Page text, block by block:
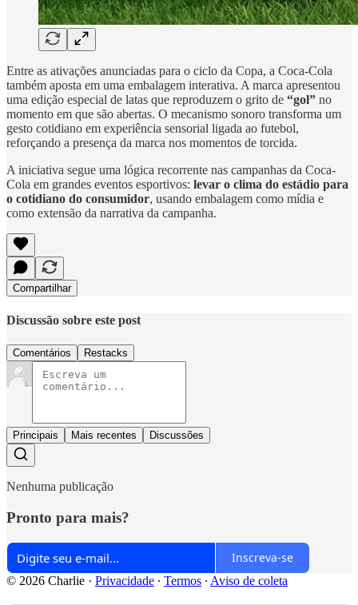
Entre as ativações anunciadas para o ciclo da Copa, a Coca-Cola
também aposta em uma embalagem interativa. A marca apresentou
uma edição especial de latas que reproduzem o grito de “gol” no
momento em que são abertas. O mecanismo sonoro transforma um
gesto cotidiano em experiência sensorial ligada ao futebol,
reforçando a presença da marca nos momentos de torcida.
A iniciativa segue uma lógica recorrente nas campanhas da Coca-
Cola em grandes eventos esportivos: levar o clima do estádio para
o cotidiano do consumidor, usando embalagem como mídia e
como extensão da narrativa da campanha.
Compartilhar
Discussão sobre este post
Comentários Restacks
Principais Mais recentes Discussões
Nenhuma publicação
Pronto para mais?
Inscreva-se
© 2026 Charlie · Privacidade ∙ Termos ∙ Aviso de coleta